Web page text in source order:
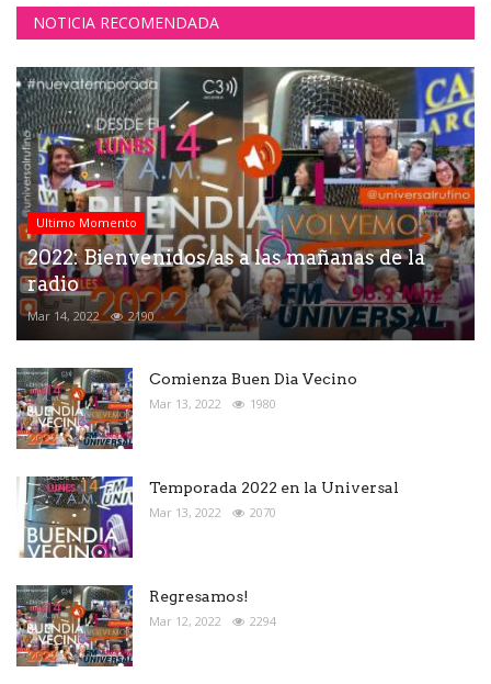
NOTICIA RECOMENDADA
Ultimo Momento
2022: Bienvenidos/as a las mañanas de la
radio
Mar 14, 2022 2190
Comienza Buen Dìa Vecino
Mar 13, 2022 1980
Temporada 2022 en la Universal
Mar 13, 2022 2070
Regresamos!
Mar 12, 2022 2294